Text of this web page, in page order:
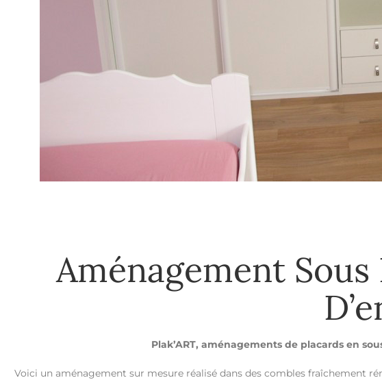
Aménagement Sous
Plak’ART, aménagements de placards en
Voici un aménagement sur mesure réalisé dans des combles fraîchement